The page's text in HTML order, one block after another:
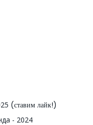
(ставим лайк!)
- 2024